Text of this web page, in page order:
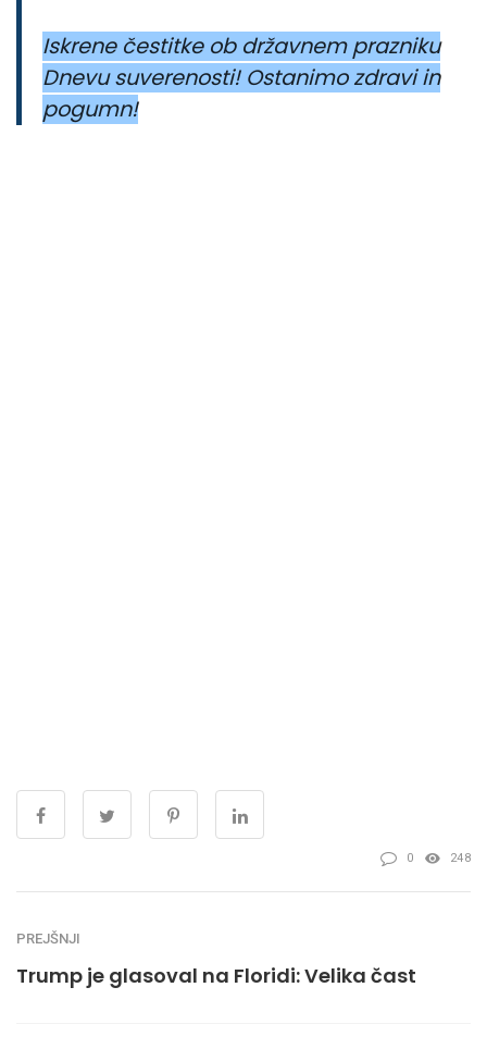
Iskrene čestitke ob državnem prazniku
Dnevu suverenosti! Ostanimo zdravi in
pogumn!
0 248
PREJŠNJI
Trump je glasoval na Floridi: Velika čast